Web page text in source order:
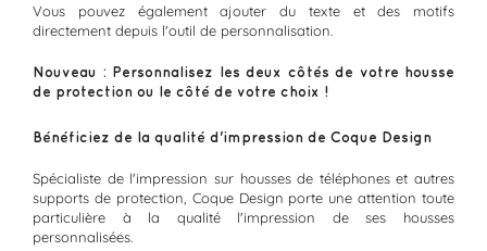
Vous pouvez également ajouter du texte et des motifs
directement depuis l'outil de personnalisation.
Nouveau : Personnalisez les deux côtés de votre housse
de protection ou le côté de votre choix !
Bénéficiez de la qualité d'impression de Coque Design
Spécialiste de l'impression sur housses de téléphones et autres
supports de protection, Coque Design porte une attention toute
particulière à la qualité l'impression de ses housses
personnalisées.